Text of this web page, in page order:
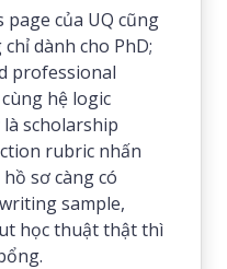
page của UQ cũng
dành cho PhD;
professional
hệ logic
scholarship
rubric nhấn
sơ càng có
sample,
học thuật thật thì